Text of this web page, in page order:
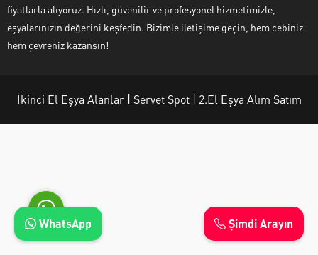
fiyatlarla alıyoruz. Hızlı, güvenilir ve profesyonel hizmetimizle,
eşyalarınızın değerini keşfedin. Bizimle iletişime geçin, hem cebiniz
hem çevreniz kazansın!
İkinci El Eşya Alanlar | Servet Spot | 2.El Eşya Alım Satım
Ayşe Yılmaz
Şimdi Arayın
WhatsApp